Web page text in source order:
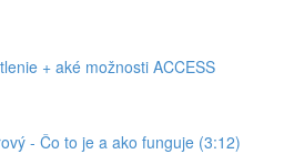
+ aké možnosti ACCESS
- Čo to je a ako funguje (3:12)